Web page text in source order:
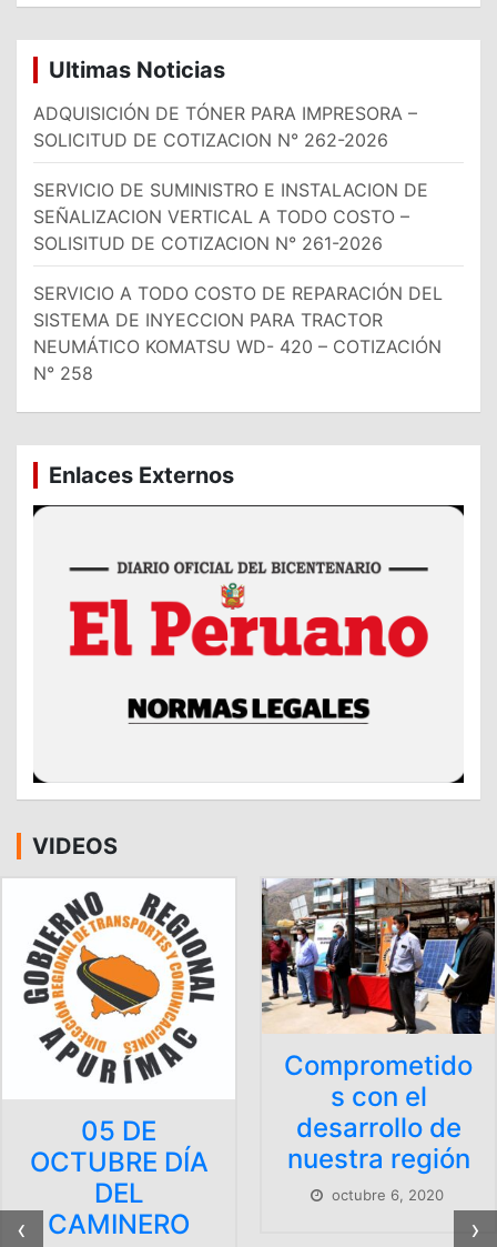
Ultimas Noticias
ADQUISICIÓN DE TÓNER PARA IMPRESORA –
SOLICITUD DE COTIZACION N° 262-2026
SERVICIO DE SUMINISTRO E INSTALACION DE
SEÑALIZACION VERTICAL A TODO COSTO –
SOLISITUD DE COTIZACION N° 261-2026
SERVICIO A TODO COSTO DE REPARACIÓN DEL
SISTEMA DE INYECCION PARA TRACTOR
NEUMÁTICO KOMATSU WD- 420 – COTIZACIÓN
N° 258
Enlaces Externos
VIDEOS
05 DE
OCTUBRE DÍA
DEL
CAMINERO
Comprometido
s con el
desarrollo de
nuestra región
octubre 6, 2020
‹ ›